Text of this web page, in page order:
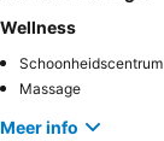
Wellness
Schoonheidscentrum
Massage
Meer info